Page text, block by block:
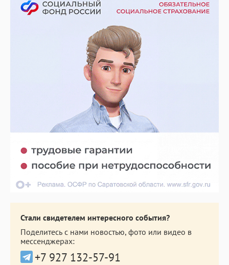
Стали свидетелем интересного события?
Поделитесь с нами новостью, фото или видео в
мессенджерах:
+7 927 132-57-91